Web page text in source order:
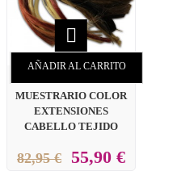

AÑADIR AL CARRITO
MUESTRARIO COLOR
EXTENSIONES
CABELLO TEJIDO
82,95 € 55,90 €